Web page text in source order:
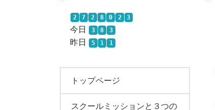
2 7 2 8 0 2 3
今日 3 8 3
昨日 5 1 1
トップページ
スクールミッションと３つの